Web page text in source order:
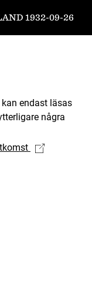
1932-09-26
endast läsas
några